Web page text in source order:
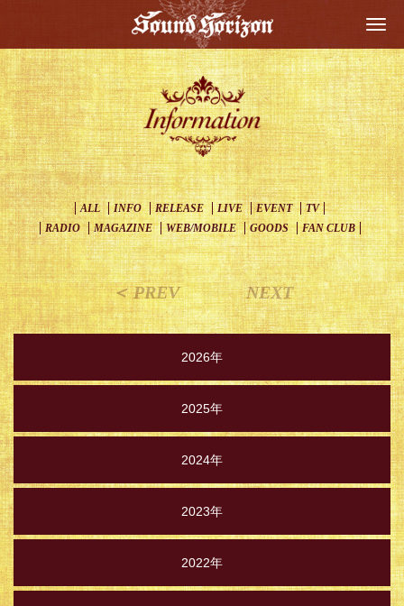
ALL INFO RELEASE LIVE EVENT
TV
RADIO
MAGAZINE WEB/MOBILE GOODS FAN CLUB
＜ PREV NEXT
2026年
2025年
2024年
2023年
2022年